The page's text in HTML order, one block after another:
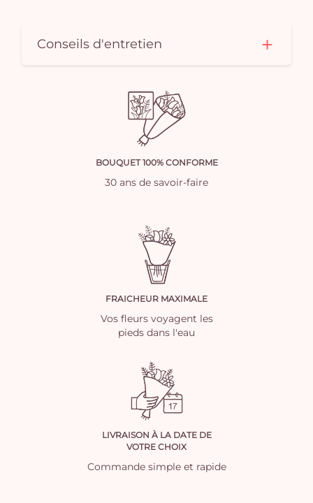
Conseils d'entretien
BOUQUET 100% CONFORME
30 ans de savoir-faire
FRAICHEUR MAXIMALE
Vos fleurs voyagent les
pieds dans l'eau
LIVRAISON À LA DATE DE
VOTRE CHOIX
Commande simple et rapide